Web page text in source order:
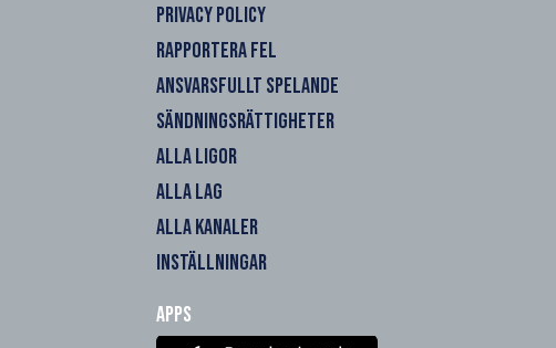
PRIVACY POLICY
RAPPORTERA FEL
ANSVARSFULLT SPELANDE
SÄNDNINGSRÄTTIGHETER
ALLA LIGOR
ALLA LAG
ALLA KANALER
INSTÄLLNINGAR
Apps